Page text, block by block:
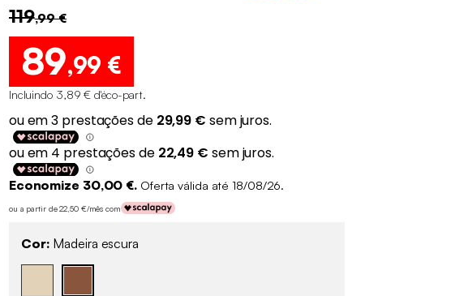
119,99 €
89,99 €
Incluindo 3,89 € d'éco-part.
Economize 30,00 €. Oferta válida até 18/08/26.
ou a partir de 22,50 €/mês com
Cor: Madeira escura